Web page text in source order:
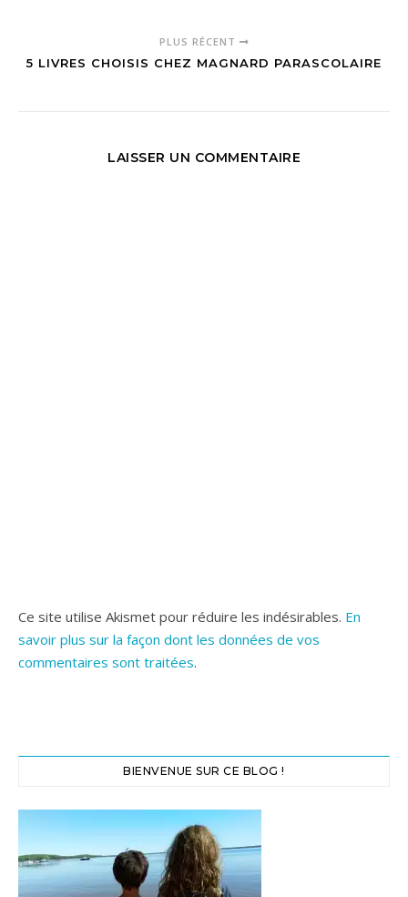
PLUS RÉCENT
5 LIVRES CHOISIS CHEZ MAGNARD PARASCOLAIRE
LAISSER UN COMMENTAIRE
Ce site utilise Akismet pour réduire les indésirables. En
savoir plus sur la façon dont les données de vos
commentaires sont traitées.
BIENVENUE SUR CE BLOG !